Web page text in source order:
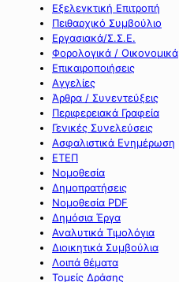
Εξελεγκτική Επιτροπή
Πειθαρχικό Συμβούλιο
Εργασιακά/Σ.Σ.Ε.
Φορολογικά / Οικονομικά
Επικαιροποιήσεις
Αγγελίες
Άρθρα / Συνεντεύξεις
Περιφερειακά Γραφεία
Γενικές Συνελεύσεις
Ασφαλιστικά Ενημέρωση
ΕΤΕΠ
Νομοθεσία
Δημοπρατήσεις
Νομοθεσία PDF
Δημόσια Έργα
Αναλυτικά Τιμολόγια
Διοικητικά Συμβούλια
Λοιπά θέματα
Τομείς Δράσης